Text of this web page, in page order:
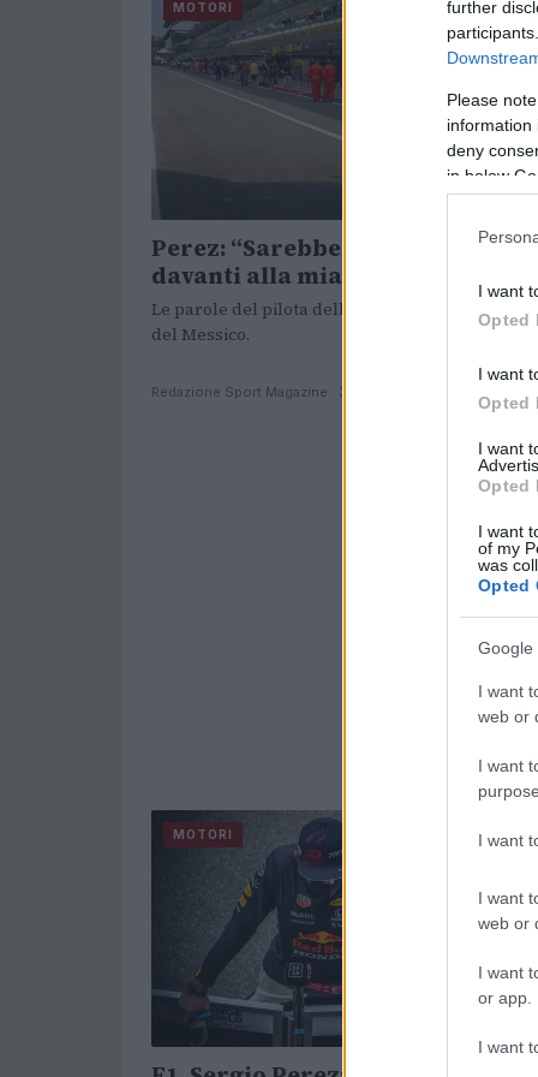
further
Please
information
deny
in below
I want
Opted
I want
Opted
I want
Opted
I want
of my
was
Opted
Google
I want
web or
I want
I want
I want
web or
I want
or app.
I want
MOTORI
Perez: “Sarebbe un sogno
davanti alla mia gente”
Le parole del pilota della Red Bull in vista del Gp
del Messico.
Redazione Sport Magazine · 3 Nov 2021
MOTORI